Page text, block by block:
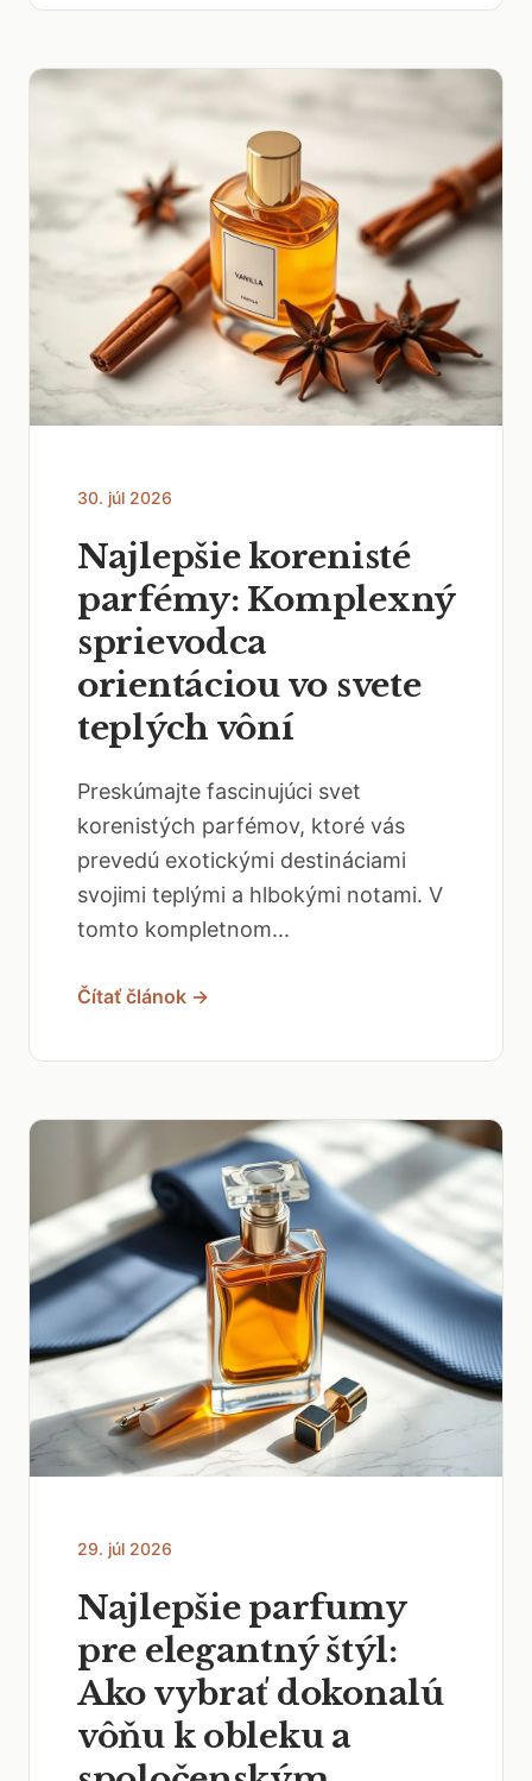
30. júl 2026
Najlepšie korenisté
parfémy: Komplexný
sprievodca
orientáciou vo svete
teplých vôní
Preskúmajte fascinujúci svet
korenistých parfémov, ktoré vás
prevedú exotickými destináciami
svojimi teplými a hlbokými notami. V
tomto kompletnom...
Čítať článok →
29. júl 2026
Najlepšie parfumy
pre elegantný štýl:
Ako vybrať dokonalú
vôňu k obleku a